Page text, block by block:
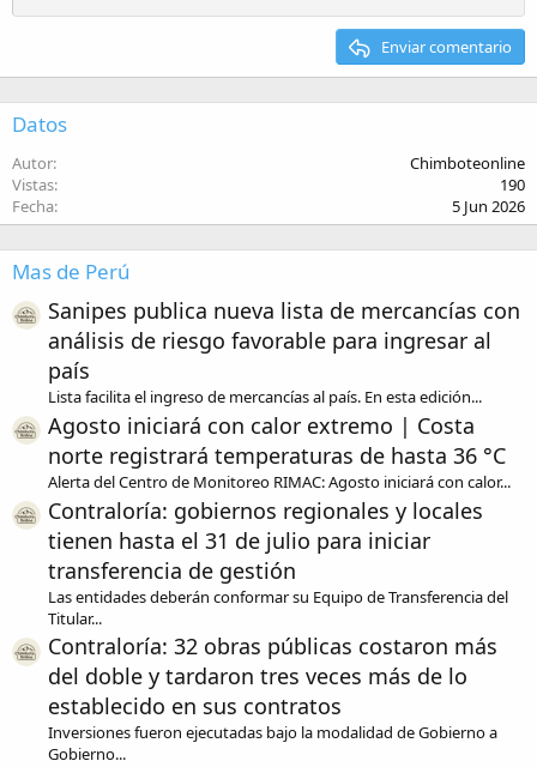
22
Times New Roman
Heading 2
Enviar comentario
Datos
Autor
Chimboteonline
Vistas
190
Fecha
5 Jun 2026
Mas de Perú
Sanipes publica nueva lista de mercancías con
análisis de riesgo favorable para ingresar al
país
Lista facilita el ingreso de mercancías al país. En esta edición...
Agosto iniciará con calor extremo | Costa
norte registrará temperaturas de hasta 36 °C
Alerta del Centro de Monitoreo RIMAC: Agosto iniciará con calor...
Contraloría: gobiernos regionales y locales
tienen hasta el 31 de julio para iniciar
transferencia de gestión
Las entidades deberán conformar su Equipo de Transferencia del
Titular...
Contraloría: 32 obras públicas costaron más
del doble y tardaron tres veces más de lo
establecido en sus contratos
Inversiones fueron ejecutadas bajo la modalidad de Gobierno a
Gobierno...